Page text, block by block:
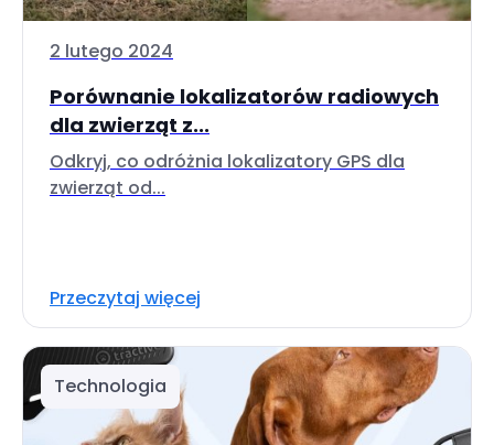
2 lutego 2024
Porównanie lokalizatorów radiowych
dla zwierząt z...
Odkryj, co odróżnia lokalizatory GPS dla
zwierząt od...
Przeczytaj więcej
Technologia